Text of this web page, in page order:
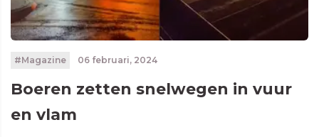
#Magazine 06 februari, 2024
Boeren zetten snelwegen in vuur
en vlam